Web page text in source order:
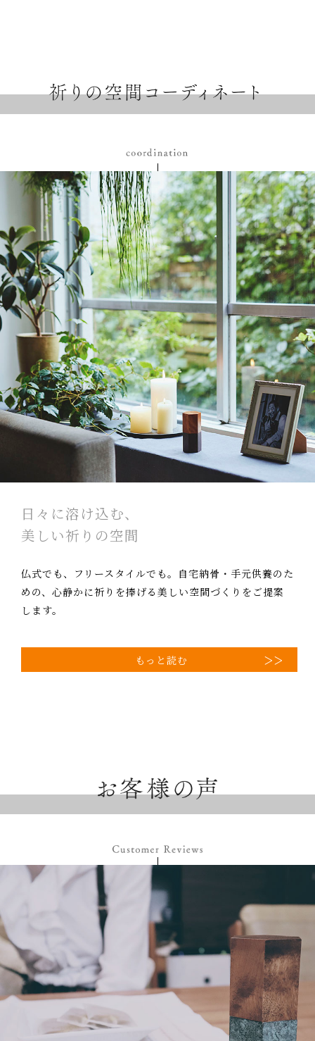
日々に溶け込む、
美しい祈りの空間
仏式でも、フリースタイルでも。自宅納骨・手元供養のた
めの、心静かに祈りを捧げる美しい空間づくりをご提案
します。
もっと読む